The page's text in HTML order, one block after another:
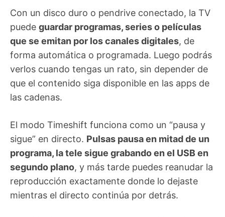
Con un disco duro o pendrive conectado, la TV
puede guardar programas, series o películas
que se emitan por los canales digitales, de
forma automática o programada. Luego podrás
verlos cuando tengas un rato, sin depender de
que el contenido siga disponible en las apps de
las cadenas.
El modo Timeshift funciona como un “pausa y
sigue” en directo. Pulsas pausa en mitad de un
programa, la tele sigue grabando en el USB en
segundo plano, y más tarde puedes reanudar la
reproducción exactamente donde lo dejaste
mientras el directo continúa por detrás.